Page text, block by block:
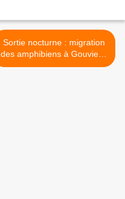
Sortie nocturne : migration
des amphibiens à Gouvieux
>